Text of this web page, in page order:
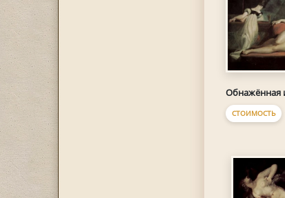
Обнажённая
СТОИМОСТЬ